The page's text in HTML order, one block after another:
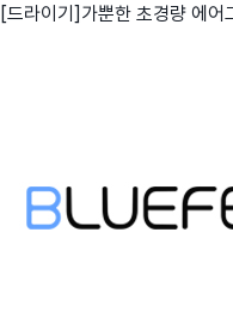
[드라이기]가뿐한 초경량 에어